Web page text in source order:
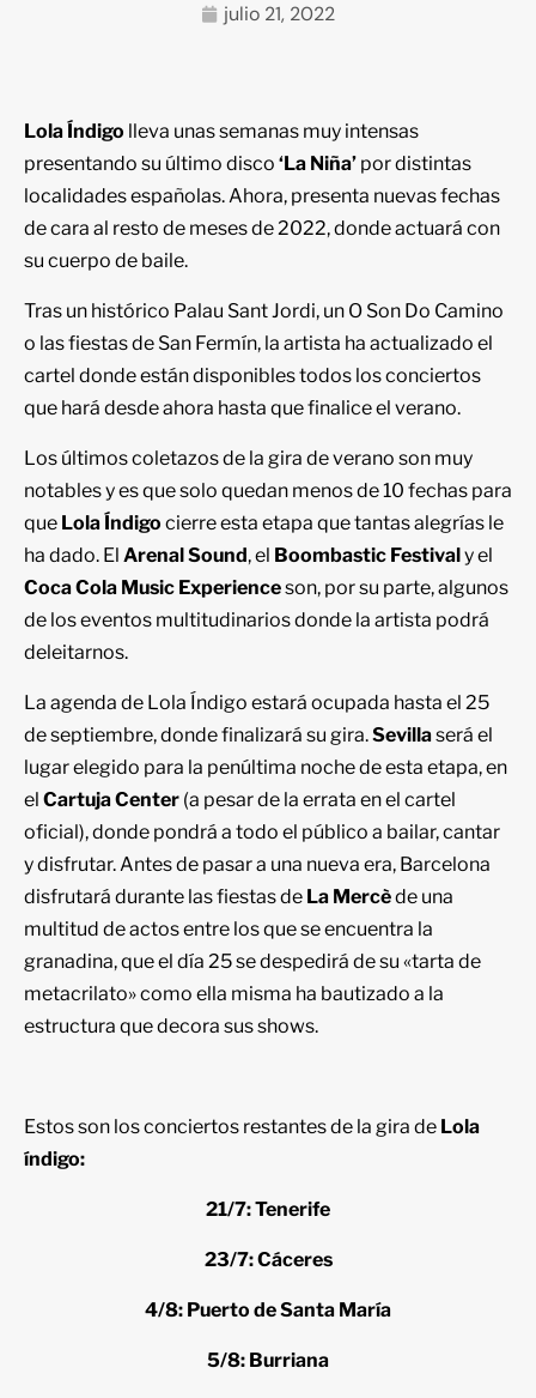
julio 21, 2022
Lola Índigo lleva unas semanas muy intensas
presentando su último disco ‘La Niña’ por distintas
localidades españolas. Ahora, presenta nuevas fechas
de cara al resto de meses de 2022, donde actuará con
su cuerpo de baile.
Tras un histórico Palau Sant Jordi, un O Son Do Camino
o las fiestas de San Fermín, la artista ha actualizado el
cartel donde están disponibles todos los conciertos
que hará desde ahora hasta que finalice el verano.
Los últimos coletazos de la gira de verano son muy
notables y es que solo quedan menos de 10 fechas para
que Lola Índigo cierre esta etapa que tantas alegrías le
ha dado. El Arenal Sound, el Boombastic Festival y el
Coca Cola Music Experienceson, por su parte, algunos
de los eventos multitudinarios donde la artista podrá
deleitarnos.
La agenda de Lola Índigo estará ocupada hasta el 25
de septiembre, donde finalizará su gira.Sevillaserá el
lugar elegido para la penúltima noche de esta etapa, en
el Cartuja Center (a pesar de la errata en el cartel
oficial), donde pondrá a todo el público a bailar, cantar
y disfrutar. Antes de pasar a una nueva era, Barcelona
disfrutará durante las fiestas de La Mercède una
multitud de actos entre los que se encuentra la
granadina, que el día 25 se despedirá de su «tarta de
metacrilato» como ella misma ha bautizado a la
estructura que decora sus shows.
Estos son los conciertos restantes de la gira de Lola
índigo:
21/7: Tenerife
23/7: Cáceres
4/8: Puerto de Santa María
5/8: Burriana